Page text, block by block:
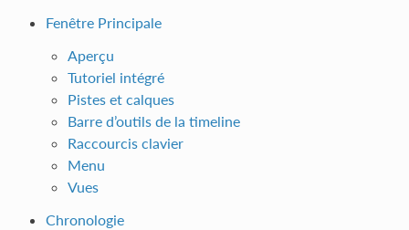
Fenêtre Principale
Aperçu
Tutoriel intégré
Pistes et calques
Barre d’outils de la timeline
Raccourcis clavier
Menu
Vues
Chronologie